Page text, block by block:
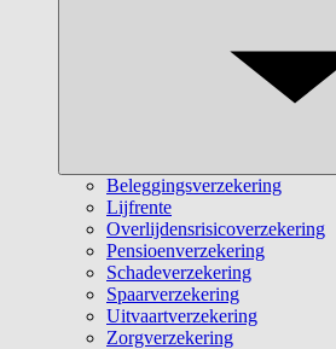
Beleggingsverzekering
Lijfrente
Overlijdensrisicoverzekering
Pensioenverzekering
Schadeverzekering
Spaarverzekering
Uitvaartverzekering
Zorgverzekering